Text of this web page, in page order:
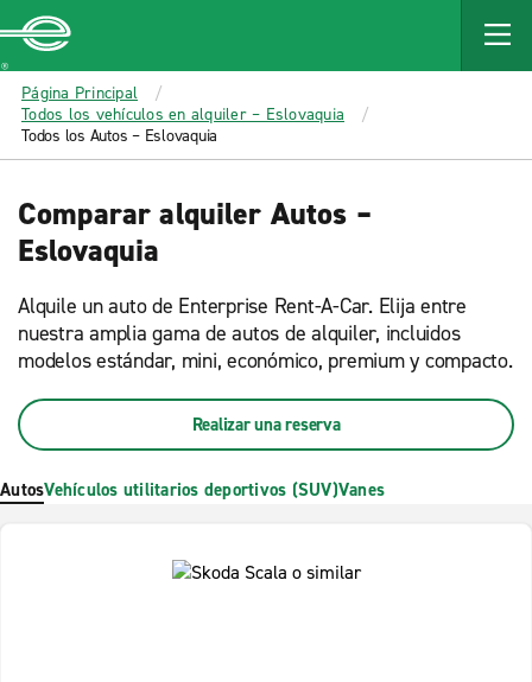
MAIN
CONTENT
Enterprise
Página Principal
Todos los vehículos en alquiler – Eslovaquia
Todos los Autos – Eslovaquia
Comparar alquiler Autos –
Eslovaquia
Alquile un auto de Enterprise Rent-A-Car. Elija entre
nuestra amplia gama de autos de alquiler, incluidos
modelos estándar, mini, económico, premium y compacto.
Realizar una reserva
AutosVehículos utilitarios deportivos (SUV)Vanes